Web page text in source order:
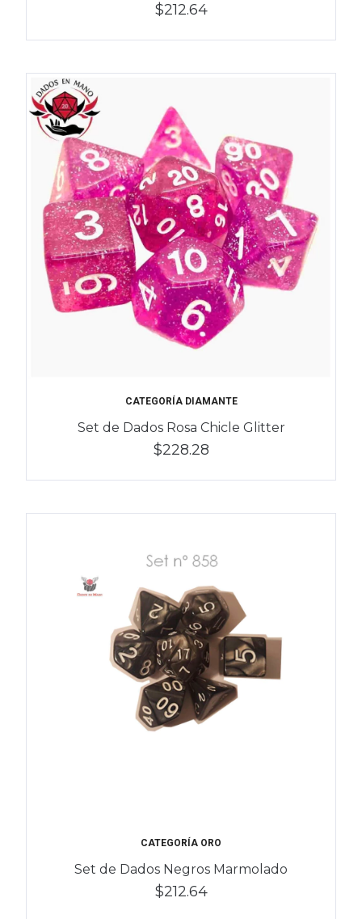
$212.64
CATEGORÍA DIAMANTE
Set de Dados Rosa Chicle Glitter
$228.28
CATEGORÍA ORO
Set de Dados Negros Marmolado
$212.64